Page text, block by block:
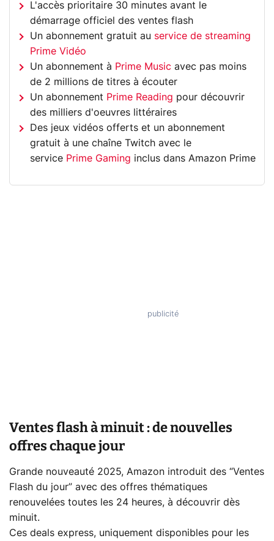
L'accès prioritaire 30 minutes avant le
démarrage officiel des ventes flash
Un abonnement gratuit au service de streaming
Prime Vidéo
Un abonnement à Prime Music avec pas moins
de 2 millions de titres à écouter
Un abonnement Prime Reading pour découvrir
des milliers d'oeuvres littéraires
Des jeux vidéos offerts et un abonnement
gratuit à une chaîne Twitch avec le
service Prime Gaming inclus dans Amazon Prime
Ventes flash à minuit : de nouvelles
offres chaque jour
Grande nouveauté 2025, Amazon introduit des “Ventes
Flash du jour” avec des offres thématiques
renouvelées toutes les 24 heures, à découvrir dès
minuit.
Ces deals express, uniquement disponibles pour les